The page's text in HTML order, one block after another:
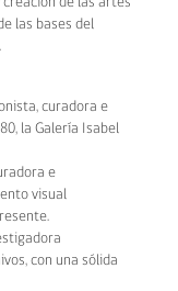
las bases del
curadora e
la Galería Isabel
e
visual
con una sólida